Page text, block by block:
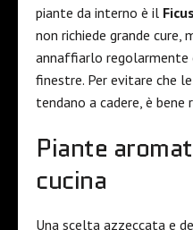
piante da interno è il
non richiede grande cure,
annaffiarlo regolarmente
finestre. Per evitare che
tendano a cadere, è bene
Piante
cucina
Una scelta azzeccata e